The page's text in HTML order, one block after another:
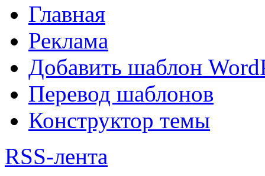
Главная
Реклама
Добавить шаблон
Перевод шаблонов
Конструктор темы
RSS-лента